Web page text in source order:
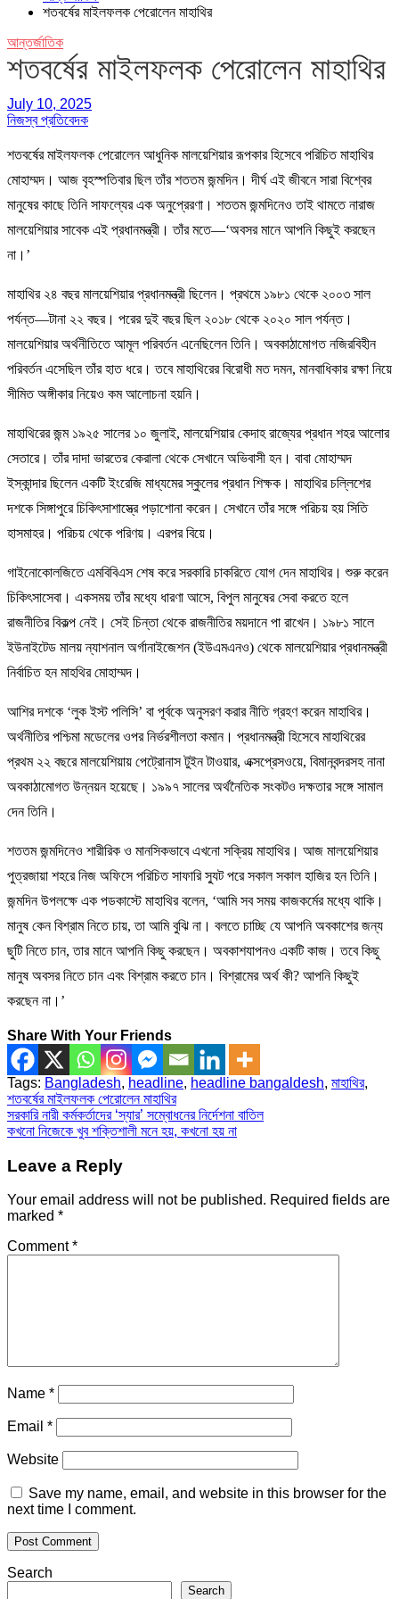
শতবর্ষের মাইলফলক পেরোলেন মাহাথির
আন্তর্জাতিক
শতবর্ষের মাইলফলক পেরোলেন মাহাথির
July 10, 2025
নিজস্ব প্রতিবেদক
শতবর্ষের মাইলফলক পেরোলেন আধুনিক মালয়েশিয়ার রূপকার হিসেবে পরিচিত মাহাথির
মোহাম্মদ। আজ বৃহস্পতিবার ছিল তাঁর শততম জন্মদিন। দীর্ঘ এই জীবনে সারা বিশ্বের
মানুষের কাছে তিনি সাফল্যের এক অনুপ্রেরণা। শততম জন্মদিনেও তাই থামতে নারাজ
মালয়েশিয়ার সাবেক এই প্রধানমন্ত্রী। তাঁর মতে—‘অবসর মানে আপনি কিছুই করছেন
না।’
মাহাথির ২৪ বছর মালয়েশিয়ার প্রধানমন্ত্রী ছিলেন। প্রথমে ১৯৮১ থেকে ২০০৩ সাল
পর্যন্ত—টানা ২২ বছর। পরের দুই বছর ছিল ২০১৮ থেকে ২০২০ সাল পর্যন্ত।
মালয়েশিয়ার অর্থনীতিতে আমূল পরিবর্তন এনেছিলেন তিনি। অবকাঠামোগত নজিরবিহীন
পরিবর্তন এসেছিল তাঁর হাত ধরে। তবে মাহাথিরের বিরোধী মত দমন, মানবাধিকার রক্ষা নিয়ে
সীমিত অঙ্গীকার নিয়েও কম আলোচনা হয়নি।
মাহাথিরের জন্ম ১৯২৫ সালের ১০ জুলাই, মালয়েশিয়ার কেদাহ রাজ্যের প্রধান শহর আলোর
সেতারে। তাঁর দাদা ভারতের কেরালা থেকে সেখানে অভিবাসী হন। বাবা মোহাম্মদ
ইস্কান্দার ছিলেন একটি ইংরেজি মাধ্যমের স্কুলের প্রধান শিক্ষক। মাহাথির চল্লিশের
দশকে সিঙ্গাপুরে চিকিৎসাশাস্ত্রে পড়াশোনা করেন। সেখানে তাঁর সঙ্গে পরিচয় হয় সিতি
হাসমাহর। পরিচয় থেকে পরিণয়। এরপর বিয়ে।
গাইনোকোলজিতে এমবিবিএস শেষ করে সরকারি চাকরিতে যোগ দেন মাহাথির। শুরু করেন
চিকিৎসাসেবা। একসময় তাঁর মধ্যে ধারণা আসে, বিপুল মানুষের সেবা করতে হলে
রাজনীতির বিকল্প নেই। সেই চিন্তা থেকে রাজনীতির ময়দানে পা রাখেন। ১৯৮১ সালে
ইউনাইটেড মালয় ন্যাশনাল অর্গানাইজেশন (ইউএমএনও) থেকে মালয়েশিয়ার প্রধানমন্ত্রী
নির্বাচিত হন মাহথির মোহাম্মদ।
আশির দশকে ‘লুক ইস্ট পলিসি’ বা পূর্বকে অনুসরণ করার নীতি গ্রহণ করেন মাহাথির।
অর্থনীতির পশ্চিমা মডেলের ওপর নির্ভরশীলতা কমান। প্রধানমন্ত্রী হিসেবে মাহাথিরের
প্রথম ২২ বছরে মালয়েশিয়ায় পেট্রোনাস টুইন টাওয়ার, এক্সপ্রেসওয়ে, বিমানবন্দরসহ নানা
অবকাঠামোগত উন্নয়ন হয়েছে। ১৯৯৭ সালের অর্থনৈতিক সংকটও দক্ষতার সঙ্গে সামাল
দেন তিনি।
শততম জন্মদিনেও শারীরিক ও মানসিকভাবে এখনো সক্রিয় মাহাথির। আজ মালয়েশিয়ার
পুত্রজায়া শহরে নিজ অফিসে পরিচিত সাফারি স্যুট পরে সকাল সকাল হাজির হন তিনি।
জন্মদিন উপলক্ষে এক পডকাস্টে মাহাথির বলেন, ‘আমি সব সময় কাজকর্মের মধ্যে থাকি।
মানুষ কেন বিশ্রাম নিতে চায়, তা আমি বুঝি না। বলতে চাচ্ছি যে আপনি অবকাশের জন্য
ছুটি নিতে চান, তার মানে আপনি কিছু করছেন। অবকাশযাপনও একটি কাজ। তবে কিছু
মানুষ অবসর নিতে চান এবং বিশ্রাম করতে চান। বিশ্রামের অর্থ কী? আপনি কিছুই
করছেন না।’
Share With Your Friends
Tags: Bangladesh, headline, headline bangaldesh, মাহাথির,
শতবর্ষের মাইলফলক পেরোলেন মাহাথির
Post
navigation
সরকারি নারী কর্মকর্তাদের ‘স্যার’ সম্বোধনের নির্দেশনা বাতিল
কখনো নিজেকে খুব শক্তিশালী মনে হয়, কখনো হয় না
Leave a Reply
Your email address will not be published. Required fields are
marked *
Comment*
Name *
Email *
Website
Save my name, email, and website in this browser for the
next time I comment.
Search
Search